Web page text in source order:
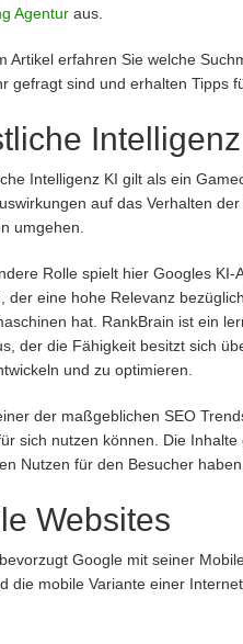
Agenturaus.
Artikel erfahren Sie welche
gefragt sind und erhalten Tipps
Intelligenz
Intelligenz KI gilt als ein
auf das Verhalten
umgehen.
Rolle spielt hier Googles KI-
der eine hohe Relevanz
hat. RankBrain ist ein
der die Fähigkeit besitzt sich
und zu optimieren.
der maßgeblichen SEO
sich nutzen können. Die
Nutzen für den Besucher
Websites
Google mit seiner
die mobile Variante einer